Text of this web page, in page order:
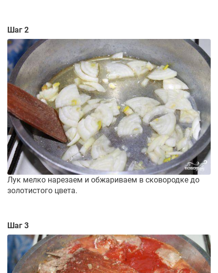
Шаг 2
Лук мелко нарезаем и обжариваем в сковородке до
золотистого цвета.
Шаг 3